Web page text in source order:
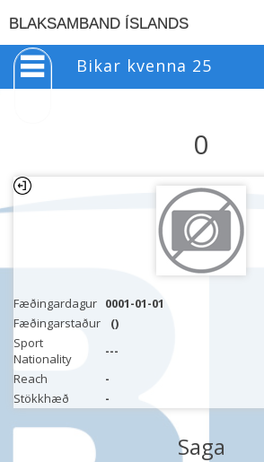
BLAKSAMBAND ÍSLANDS
Bikar kvenna 25
0
Fæðingardagur 0001-01-01
Fæðingarstaður
()
Sport
Nationality
---
Reach
-
Stökkhæð
-
Saga